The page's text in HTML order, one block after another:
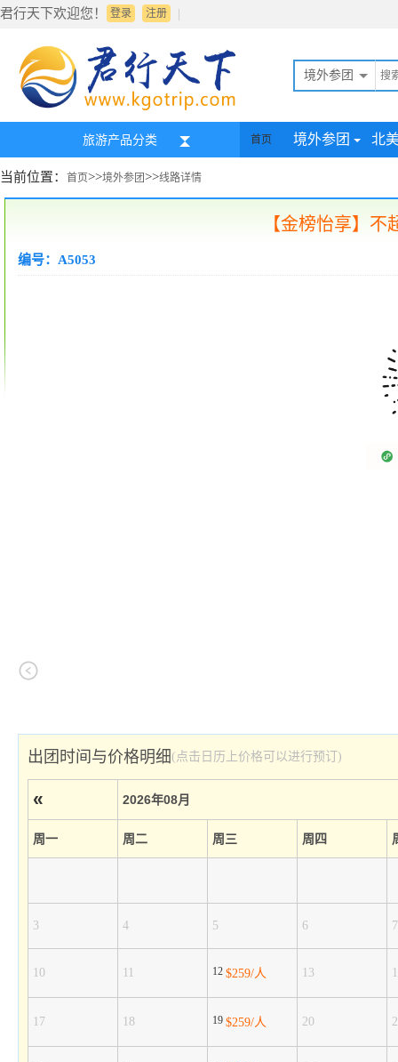
君行天下欢迎您！ 登录 |
注册
境外参团
旅游产品分类 首页 境外参团 北
当前位置： 首页>>境外参团>>线路详情
【金榜怡享】
编号：A5053
出团时间与价格明细(点击日历上价格可以进行预订)
« 2026年08月
周一 周二 周三 周四
3 4 5 6 7
10 11 12 $259/人 13
17 18 19 $259/人 20